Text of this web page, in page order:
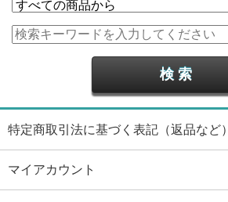
特定商取引法に基づく表記（返品など）
マイアカウント